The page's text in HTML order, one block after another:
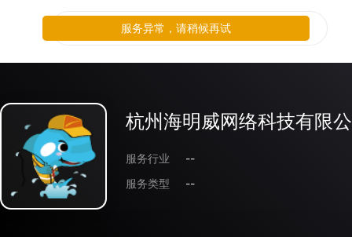
杭州海明威网络科技有限
服务行业
--
服务类型
--
服务异常，请稍候再试